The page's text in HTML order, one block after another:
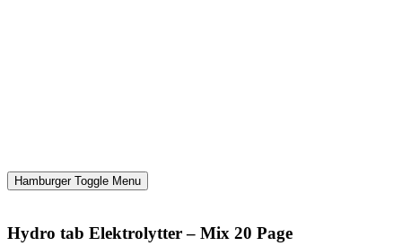
Hamburger Toggle Menu
Hydro tab Elektrolytter – Mix 20 Page